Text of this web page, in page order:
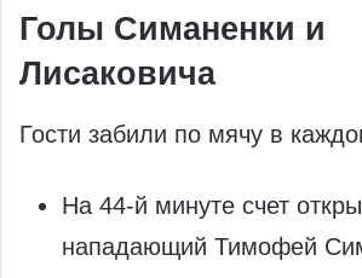
Голы Симаненки и
Лисаковича
Гости забили по мячу в
На 44‑й минуте счет
нападающий Тимофей